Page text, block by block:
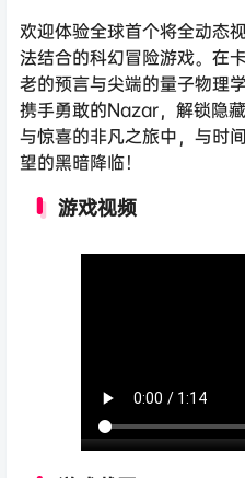
欢迎体验全球首个将全动态
法结合的科幻冒险游戏。在
老的预言与尖端的量子物理
携手勇敢的Nazar，解锁隐
与惊喜的非凡之旅中，与时
望的黑暗降临！
游戏视频